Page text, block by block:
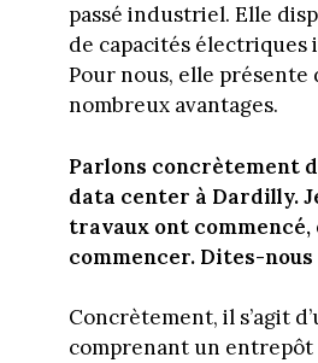
passé industriel. Elle
de capacités électriques
Pour nous, elle présente
nombreux avantages.
Parlons concrètement
data center à Dardilly.
travaux ont
commencer. Dites-
Concrètement, il s’agit
comprenant un entrepôt